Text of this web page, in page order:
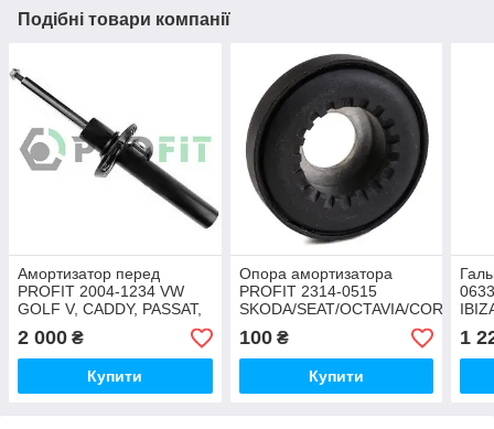
Подібні товари компанії
Амортизатор перед
PROFIT 2004-1234 VW
GOLF V, CADDY, PASSAT,
SEAT LEON, TOLEDO,
SKODA OCTAVIA, SUPERB
04
2 000 ₴
Купити
Опора амортизатора
PROFIT 2314-0515
SKODA/SEAT/OCTAVIA/CORDOBA/
IBIZA/LEON/TOLEDO/BORA/
1993-
100₴
Купити
1